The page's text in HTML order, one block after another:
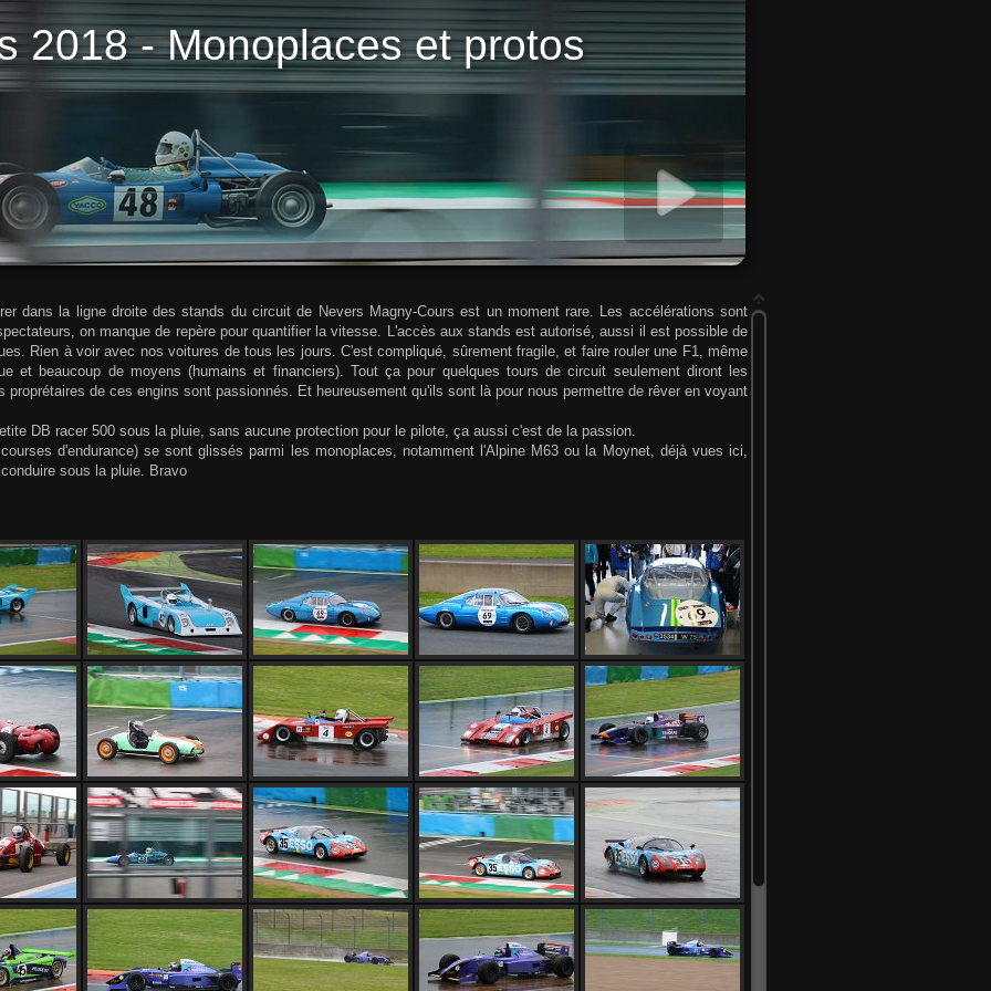
2018 - Monoplaces et protos
Démarrer diaporama
dans la ligne droite des stands du circuit de Nevers Magny-Cours est un moment rare. Les accélérations sont
on manque de repère pour quantifier la vitesse. L'accès aux stands est autorisé, aussi il est possible de
Rien à voir avec nos voitures de tous les jours. C'est compliqué, sûrement fragile, et faire rouler une F1, même
et beaucoup de moyens (humains et financiers). Tout ça pour quelques tours de circuit seulement diront les
de ces engins sont passionnés. Et heureusement qu'ils sont là pour nous permettre de rêver en voyant
DB racer 500 sous la pluie, sans aucune protection pour le pilote, ça aussi c'est de la passion.
d'endurance) se sont glissés parmi les monoplaces, notamment l'Alpine M63 ou la Moynet, déjà vues ici,
sous la pluie. Bravo